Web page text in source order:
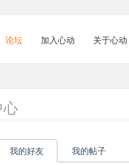
论坛 加入心动 关于心动
我的好友 我的帖子